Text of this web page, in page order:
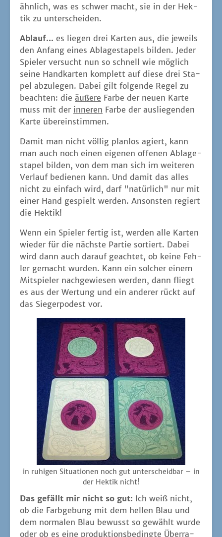
ähn­lich, was es schwer macht, sie in der Hek­
tik zu unterscheiden.
Ablauf... es lie­gen drei Kar­ten aus, die jeweils
den Anfang eines Abla­ge­sta­pels bil­den. Jeder
Spie­ler ver­sucht nun so schnell wie mög­lich
sei­ne Hand­kar­ten kom­plett auf die­se drei Sta­
pel abzu­le­gen. Dabei gilt fol­gen­de Regel zu
beach­ten: die äuße­re Far­be der neu­en Kar­te
muss mit der inne­ren Far­be der aus­lie­gen­den
Kar­te übereinstimmen.
Damit man nicht völ­lig plan­los agiert, kann
man auch noch einen eige­nen offe­nen Abla­ge­
sta­pel bil­den, von dem man sich im wei­te­ren
Ver­lauf bedie­nen kann. Und damit das alles
nicht zu ein­fach wird, darf "natür­lich" nur mit
einer Hand gespielt wer­den. Ansons­ten regiert
die Hektik!
Wenn ein Spie­ler fer­tig ist, wer­den alle Kar­ten
wie­der für die nächs­te Par­tie sor­tiert. Dabei
wird dann auch dar­auf geach­tet, ob kei­ne Feh­
ler gemacht wur­den. Kann ein sol­cher einem
Mit­spie­ler nach­ge­wie­sen wer­den, dann fliegt
es aus der Wer­tung und ein ande­rer rückt auf
das Sie­ger­po­dest vor.
in ruhi­gen Situa­tio­nen noch gut unter­scheid­bar – in
der Hek­tik nicht!
Das gefällt mir nicht so gut: Ich weiß nicht,
ob die Farb­ge­bung mit dem hel­len Blau und
dem nor­ma­len Blau bewusst so gewählt wur­de
oder ob es eine pro­duk­ti­ons­be­ding­te Über­ra­